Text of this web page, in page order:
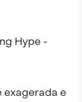
Hype -
exagerada e